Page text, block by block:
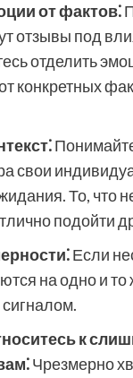
от фактов⁚
отзывы под
отделить
конкретных
свои
То, что
подойти
Если
на одно и то
к
Чрезмерно